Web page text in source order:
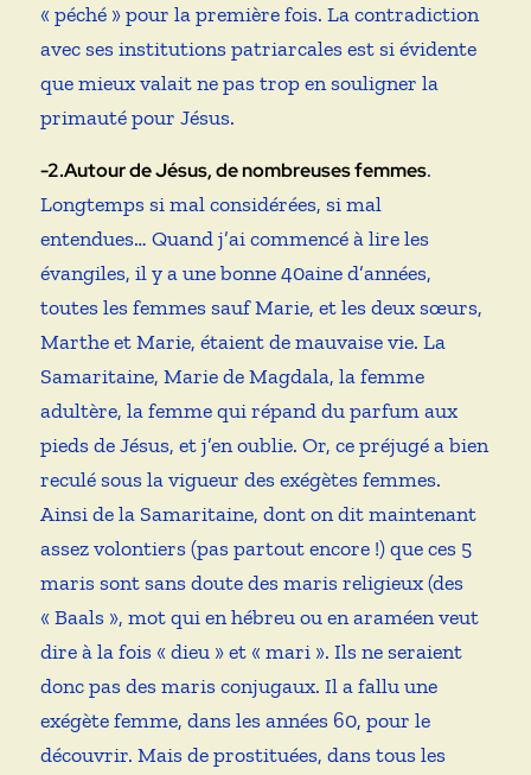
« péché » pour la première fois. La contradiction
avec ses institutions patriarcales est si évidente
que mieux valait ne pas trop en souligner la
primauté pour Jésus.
-2.Autour de Jésus, de nombreuses femmes.
Longtemps si mal considérées, si mal
entendues… Quand j’ai commencé à lire les
évangiles, il y a une bonne 40aine d’années,
toutes les femmes sauf Marie, et les deux sœurs,
Marthe et Marie, étaient de mauvaise vie. La
Samaritaine, Marie de Magdala, la femme
adultère, la femme qui répand du parfum aux
pieds de Jésus, et j’en oublie. Or, ce préjugé a bien
reculé sous la vigueur des exégètes femmes.
Ainsi de la Samaritaine, dont on dit maintenant
assez volontiers (pas partout encore !) que ces 5
maris sont sans doute des maris religieux (des
« Baals », mot qui en hébreu ou en araméen veut
dire à la fois « dieu » et « mari ». Ils ne seraient
donc pas des maris conjugaux. Il a fallu une
exégète femme, dans les années 60, pour le
découvrir. Mais de prostituées, dans tous les